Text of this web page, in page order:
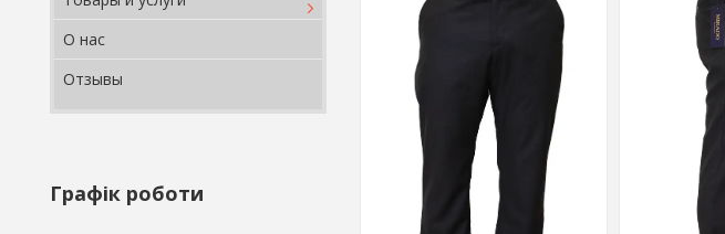
О нас
Отзывы
Графік роботи